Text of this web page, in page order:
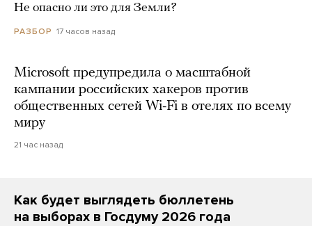
Не опасно ли это для Земли?
РАЗБОР 17 часов назад
Microsoft предупредила о масштабной
кампании российских хакеров против
общественных сетей Wi-Fi в отелях по всему
миру
21 час назад
Как будет выглядеть бюллетень
на выборах в Госдуму 2026 года